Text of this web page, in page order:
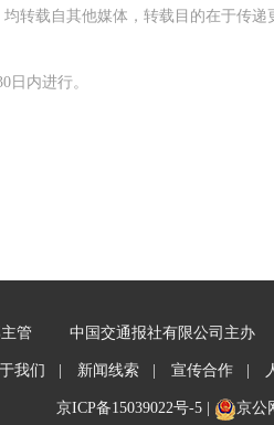
转载自其他媒体，转载目的在于传递
日内进行。
管 中国交通报社有限公司主办
我们 | 新闻线索 | 宣传合作 |
京ICP备15039022号-5| 京公